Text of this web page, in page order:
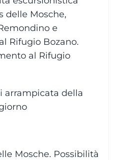
delle Mosche,
e
Rifugio Bozano.
al Rifugio
arrampicata della
Mosche. Possibilità